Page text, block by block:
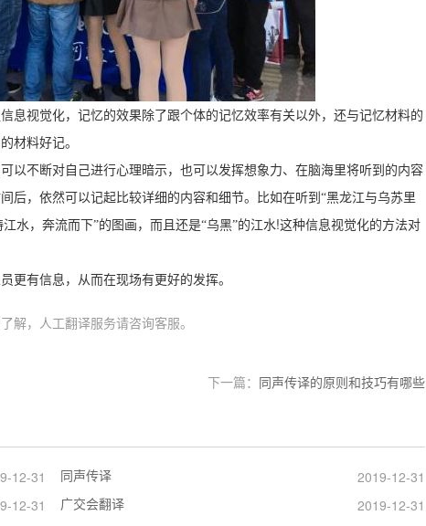
息视觉化，记忆的效果除了跟个体的记忆效率有关以外，还与记忆材料的
材料好记。
以不断对自己进行心理暗示，也可以发挥想象力、在脑海里将听到的内容
后，依然可以记起比较详细的内容和细节。比如在听到“黑龙江与乌苏里
水，奔流而下”的图画，而且还是“乌黑”的江水!这种信息视觉化的方法对
更有信息，从而在现场有更好的发挥。
解，人工翻译服务请咨询客服。
下一篇： 同声传译的原则和技巧有哪些
12-31 同声传译
2019-12-31
12-31 广交会翻译
2019-12-31